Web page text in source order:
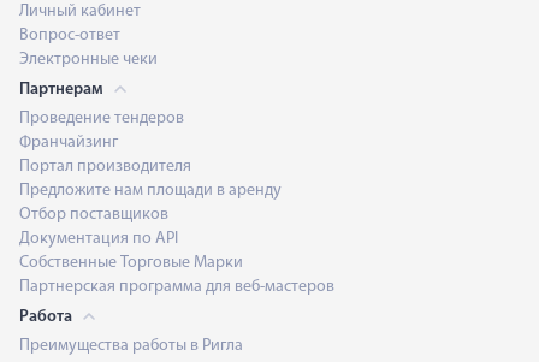
Личный кабинет
Вопрос-ответ
Электронные чеки
Партнерам
Проведение тендеров
Франчайзинг
Портал производителя
Предложите нам площади в аренду
Отбор поставщиков
Документация по API
Собственные Торговые Марки
Партнерская программа для веб-мастеров
Работа
Преимущества работы в Ригла